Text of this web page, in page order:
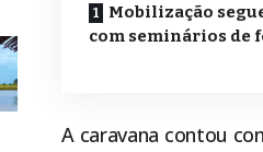
Mobilização
com seminários de
A caravana contou